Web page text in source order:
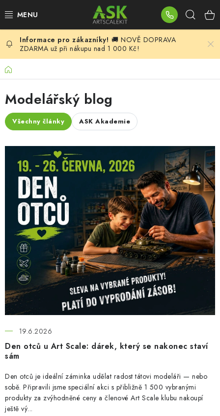
na
BLOG
SUMMER DAYS
WARHAMMER
ASK PRODUKTY
NOVINKY
PLASTIKOVÉ MODELY
DOPLŇKY K MODELŮM
BARVY A POMŮCKY
PUBLIKACE
SKY RIDERS COFFEE
DÁRKOVÉ POUKAZY
O nás Moje objednávka Kontakty
Doprava a platba
Reklamační řád
Velkoobchod (B2B)
Převodník modelářských barev
Modelářský slovník Art Scale
FAQ
🚚 NOVĚ DOPRAVA
ZDARMA už při nákupu nad 1 000 Kč!
Domů
Modelářský blog
Všechny články ASK Akademie
V
Den otců u Art Scale: dárek, který se nakonec staví
sám
19.6.2026
Den otců je ideální záminka udělat radost tátovi modeláři — nebo
sobě. Připravili jsme speciální akci s přibližně 1 500 vybranými
produkty za zvýhodněné ceny a členové Art Scale klubu nakoupí
ještě vý...